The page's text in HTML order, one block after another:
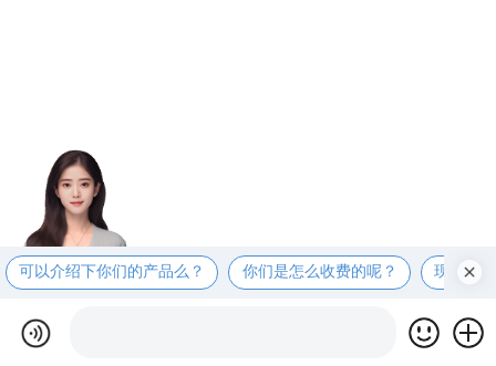
可以介绍下你们的产品么？ 你们是怎么收费的呢？ 现在有